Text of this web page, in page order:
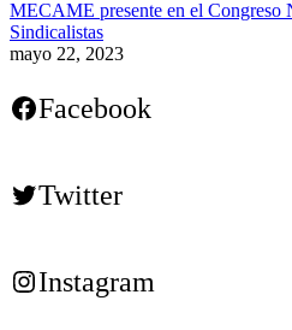
MECAME presente en el Congreso
Sindicalistas
mayo 22, 2023
Facebook
Twitter
Instagram